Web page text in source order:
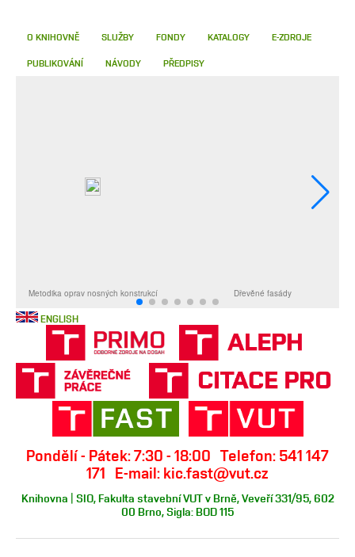
O KNIHOVNĚ SLUŽBY FONDY KATALOGY E-ZDROJE
PUBLIKOVÁNÍ NÁVODY PŘEDPISY
ENGLISH
Pondělí - Pátek: 7:30 - 18:00 Telefon: 541 147
171 E-mail: kic.fast@vut.cz
Knihovna | SIO, Fakulta stavební VUT v Brně, Veveří 331/95, 602
00 Brno, Sigla: BOD 115